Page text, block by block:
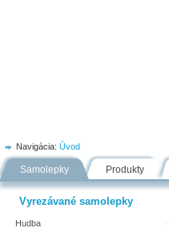
Navigácia: Úvod
Samolepky Produkty
Vyrezávané samolepky
Hudba